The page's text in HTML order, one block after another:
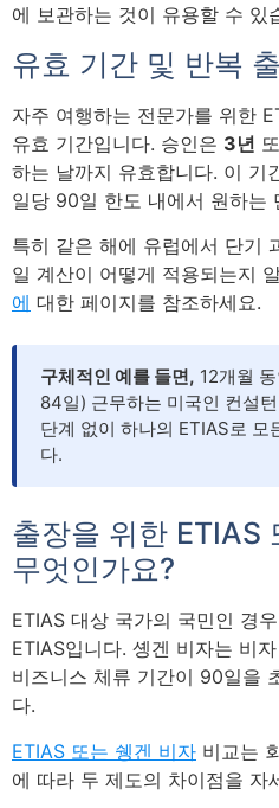
에 보관하는 것이 유용할 수 있
유효 기간 및 반복
자주 여행하는 전문가를 위한
유효 기간입니다. 승인은 3년
하는 날까지 유효합니다. 이 기
일당 90일 한도 내에서 원하는
특히 같은 해에 유럽에서 단기
일 계산이 어떻게 적용되는지
에 대한 페이지를 참조하세요.
구체적인 예를 들면, 12개월
84일) 근무하는 미국인 컨설
단계 없이 하나의 ETIAS로 모
다.
출장을 위한 ETIAS
무엇인가요?
ETIAS 대상 국가의 국민인 경
ETIAS입니다. 솅겐 비자는 비
비즈니스 체류 기간이 90일을
다.
ETIAS 또는 쉥겐 비자 비교는
에 따라 두 제도의 차이점을 자